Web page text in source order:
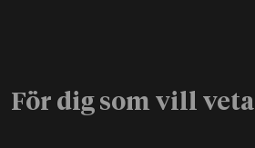
För dig som vill veta